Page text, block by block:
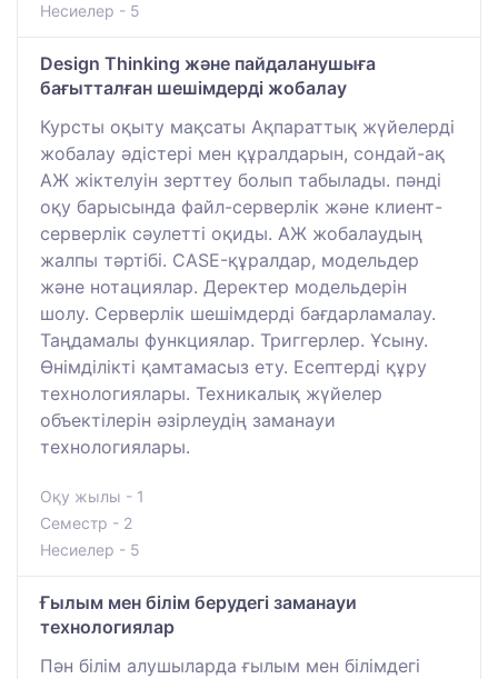
Несиелер - 5
Design Thinking және пайдаланушыға
бағытталған шешімдерді жобалау
Курсты оқыту мақсаты Ақпараттық жүйелерді
жобалау әдістері мен құралдарын, сондай-ақ
АЖ жіктелуін зерттеу болып табылады. пәнді
оқу барысында файл-серверлік және клиент-
серверлік сәулетті оқиды. АЖ жобалаудың
жалпы тәртібі. CASE-құралдар, модельдер
және нотациялар. Деректер модельдерін
шолу. Серверлік шешімдерді бағдарламалау.
Таңдамалы функциялар. Триггерлер. Ұсыну.
Өнімділікті қамтамасыз ету. Есептерді құру
технологиялары. Техникалық жүйелер
объектілерін әзірлеудің заманауи
технологиялары.
Оқу жылы - 1
Семестр - 2
Несиелер - 5
Ғылым мен білім берудегі заманауи
технологиялар
Пән білім алушыларда ғылым мен білімдегі